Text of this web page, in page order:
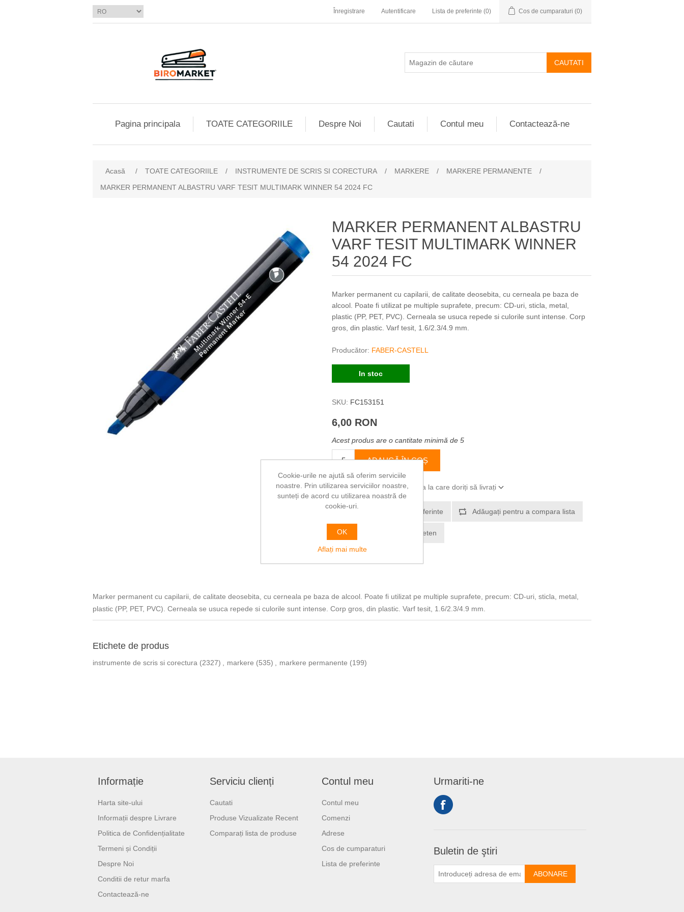
Înregistrare Autentificare Lista de preferinte (0) Cos de cumparaturi (0)
CAUTATI
Pagina principala TOATE CATEGORIILE Despre Noi Cautati Contul meu Contactează-ne
Acasă / TOATE CATEGORIILE / INSTRUMENTE DE SCRIS SI CORECTURA / MARKERE / MARKERE PERMANENTE
/
MARKER PERMANENT ALBASTRU VARF TESIT MULTIMARK WINNER 54 2024 FC
MARKER PERMANENT ALBASTRU
VARF TESIT MULTIMARK WINNER
54 2024 FC
Marker permanent cu capilarii, de calitate deosebita, cu cerneala pe baza de
alcool. Poate fi utilizat pe multiple suprafete, precum: CD-uri, sticla, metal,
plastic (PP, PET, PVC). Cerneala se usuca repede si culorile sunt intense. Corp
gros, din plastic. Varf tesit, 1.6/2.3/4.9 mm.
Producător: FABER-CASTELL
In stoc
SKU: FC153151
6,00 RON
Acest produs are o cantitate minimă de 5
ADAUGĂ ÎN COȘ
Vă rugăm să selectați adresa la care doriți să livrați
Adaugă la lista de preferinte Adăugați pentru a compara lista
Trimite Email la un prieten
Marker permanent cu capilarii, de calitate deosebita, cu cerneala pe baza de alcool. Poate fi utilizat pe multiple suprafete, precum: CD-uri, sticla, metal,
plastic (PP, PET, PVC). Cerneala se usuca repede si culorile sunt intense. Corp gros, din plastic. Varf tesit, 1.6/2.3/4.9 mm.
Etichete de produs
instrumente de scris si corectura (2327) , markere (535) , markere permanente (199)
Informație
Harta site-ului
Informații despre Livrare
Politica de Confidențialitate
Termeni și Condiții
Despre Noi
Conditii de retur marfa
Contactează-ne
Serviciu clienți
Cautati
Produse Vizualizate Recent
Comparați lista de produse
Contul meu
Contul meu
Comenzi
Adrese
Cos de cumparaturi
Lista de preferinte
Urmariti-ne
Buletin de ştiri
ABONARE
Cookie-urile ne ajută să oferim serviciile
noastre. Prin utilizarea serviciilor noastre,
sunteți de acord cu utilizarea noastră de
cookie-uri.
OK
Aflați mai multe